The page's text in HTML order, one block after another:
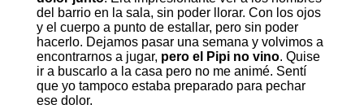
del barrio en la sala, sin poder llorar. Con los ojos
y el cuerpo a punto de estallar, pero sin poder
hacerlo. Dejamos pasar una semana y volvimos a
encontrarnos a jugar, pero el Pipi no vino. Quise
ir a buscarlo a la casa pero no me animé. Sentí
que yo tampoco estaba preparado para pechar
ese dolor.